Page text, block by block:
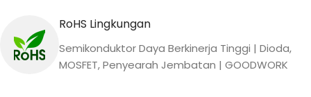
RoHS Lingkungan
Semikonduktor Daya Berkinerja Tinggi | Dioda,
MOSFET, Penyearah Jembatan | GOODWORK